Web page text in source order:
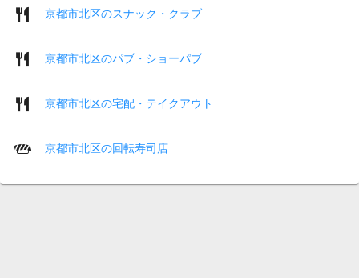
京都市北区のスナック・クラブ
京都市北区のパブ・ショーパブ
京都市北区の宅配・テイクアウト
京都市北区の回転寿司店